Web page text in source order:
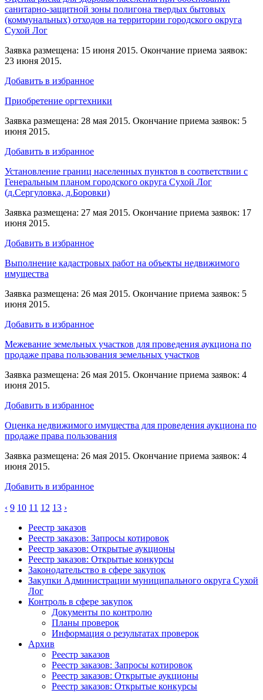
санитарно-защитной зоны полигона твердых бытовых
(коммунальных) отходов на территории городского округа
Сухой Лог
Заявка размещена: 15 июня 2015. Окончание приема заявок:
23 июня 2015.
Добавить в избранное
Приобретение оргтехники
Заявка размещена: 28 мая 2015. Окончание приема заявок: 5
июня 2015.
Добавить в избранное
Установление границ населенных пунктов в соответствии с
Генеральным планом городского округа Сухой Лог
(д.Сергуловка, д.Боровки)
Заявка размещена: 27 мая 2015. Окончание приема заявок: 17
июня 2015.
Добавить в избранное
Выполнение кадастровых работ на объекты недвижимого
имущества
Заявка размещена: 26 мая 2015. Окончание приема заявок: 5
июня 2015.
Добавить в избранное
Межевание земельных участков для проведения аукциона по
продаже права пользования земельных участков
Заявка размещена: 26 мая 2015. Окончание приема заявок: 4
июня 2015.
Добавить в избранное
Оценка недвижимого имущества для проведения аукциона по
продаже права пользования
Заявка размещена: 26 мая 2015. Окончание приема заявок: 4
июня 2015.
Добавить в избранное
‹ 9 10 11 12 13 ›
Реестр заказов
Реестр заказов: Запросы котировок
Реестр заказов: Открытые аукционы
Реестр заказов: Открытые конкурсы
Законодательство в сфере закупок
Закупки Администрации муниципального округа Сухой
Лог
Контроль в сфере закупок
Документы по контролю
Планы проверок
Информация о результатах проверок
Архив
Реестр заказов
Реестр заказов: Запросы котировок
Реестр заказов: Открытые аукционы
Реестр заказов: Открытые конкурсы